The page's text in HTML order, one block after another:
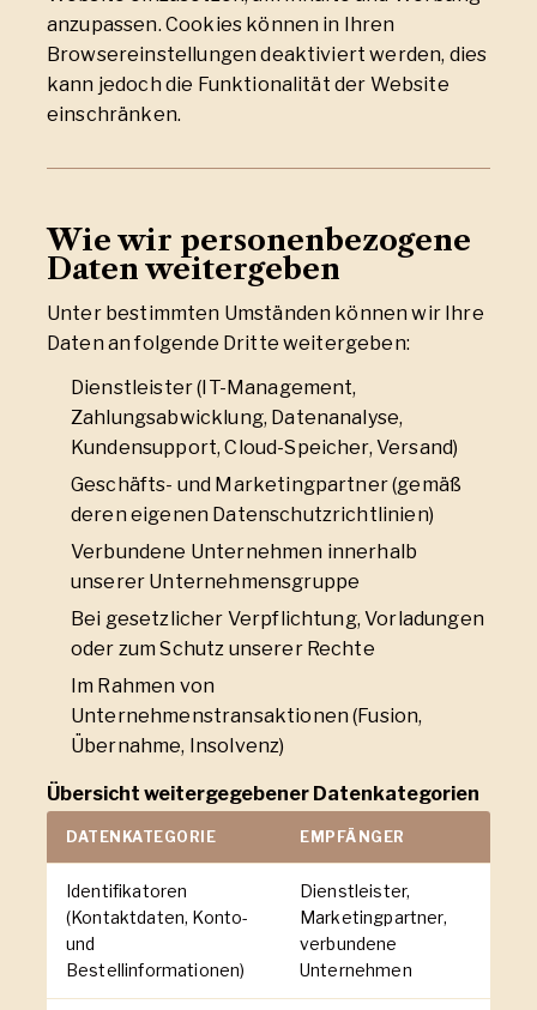
anzupassen. Cookies können in Ihren
Browsereinstellungen deaktiviert werden, dies
kann jedoch die Funktionalität der Website
einschränken.
Wie wir personenbezogene
Daten weitergeben
Unter bestimmten Umständen können wir Ihre
Daten an folgende Dritte weitergeben:
Dienstleister (IT-Management,
Zahlungsabwicklung, Datenanalyse,
Kundensupport, Cloud-Speicher, Versand)
Geschäfts- und Marketingpartner (gemäß
deren eigenen Datenschutzrichtlinien)
Verbundene Unternehmen innerhalb
unserer Unternehmensgruppe
Bei gesetzlicher Verpflichtung, Vorladungen
oder zum Schutz unserer Rechte
Im Rahmen von
Unternehmenstransaktionen (Fusion,
Übernahme, Insolvenz)
Übersicht weitergegebener Datenkategorien
DATENKATEGORIE EMPFÄNGER
Identifikatoren
(Kontaktdaten, Konto-
und
Bestellinformationen)
Dienstleister,
Marketingpartner,
verbundene
Unternehmen